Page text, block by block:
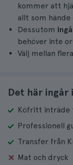
kommer att
allt som hände
Dessutom
behöver inte
Välj mellan flera
Det här ingår
Köfritt inträde
Professionell
Transfer från
Mat och dryck